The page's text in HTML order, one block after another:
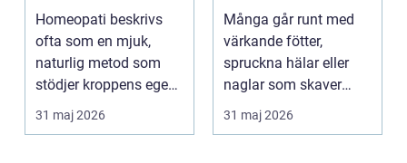
bättre balans
Homeopati beskrivs
ofta som en mjuk,
naturlig metod som
stödjer kroppens egen
läkningsförmåga. I
31 maj 2026
Många går runt med
värkande fötter,
spruckna hälar eller
naglar som skaver
utan att göra något åt
31 maj 2026